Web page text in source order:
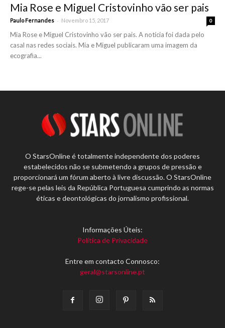
Mia Rose e Miguel Cristovinho vão ser pais
Paulo Fernandes - Novembro 15, 2017 0
Mia Rose e Miguel Cristovinho vão ser pais. A notícia foi dada pelo
casal nas redes sociais. Mia e Miguel publicaram uma imagem da
ecografia...
O StarsOnline é totalmente independente dos poderes
estabelecidos não se submetendo a grupos de pressão e
proporcionará um fórum aberto à livre discussão. O StarsOnline
rege-se pelas leis da República Portuguesa cumprindo as normas
éticas e deontológicas do jornalismo profissional.
Informações Úteis:
Política de Privacidade
Entre em contacto Connosco:
geral@starsonline.pt